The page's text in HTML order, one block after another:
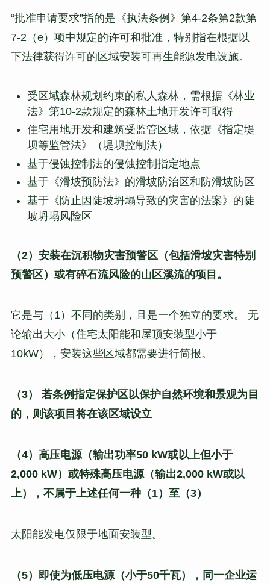
“批准申请要求”指的是《执法条例》第4-2条第2款第
7-2（e）项中规定的许可和批准，特别指在根据以
下法律获得许可的区域安装可再生能源发电设施。
受区域森林规划约束的私人森林，需根据《林业
法》第10-2款规定的森林土地开发许可取得
住宅用地开发和建筑受监管区域，依据《指定堤
坝等监管法》（堤坝控制法）
基于侵蚀控制法的侵蚀控制指定地点
基于《滑坡预防法》的滑坡防治区和防滑坡防区
基于《防止因陡坡坍塌导致的灾害的法案》的陡
坡坍塌风险区
（2）安装在沉积物灾害预警区（包括滑坡灾害特别
预警区）或有碎石流风险的山区溪流的项目。
它是与（1）不同的类别，且是一个独立的要求。 无
论输出大小（住宅太阳能和屋顶安装型小于
10kW），安装这些区域都需要进行简报。
（3） 若条例指定保护区以保护自然环境和景观为目
的，则该项目将在该区域设立
（4）高压电源（输出功率50 kW或以上但小于
2,000 kW）或特殊高压电源（输出2,000 kW或以
上），不属于上述任何一种（1）至（3）
太阳能发电仅限于地面安装型。
（5）即使为低压电源（小于50千瓦），同一企业运